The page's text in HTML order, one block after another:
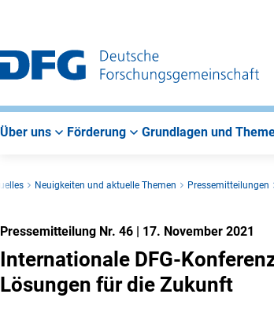
Über uns Förderung Grundlagen und
Neuigkeiten und aktuelle Themen Pressemitteilungen
Pressemitteilung Nr. 46 | 17. November 2021
Internationale DFG-
Lösungen für die Zukunft